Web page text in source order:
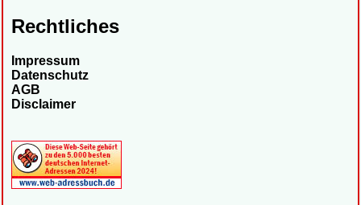
Rechtliches
Impressum
Datenschutz
AGB
Disclaimer